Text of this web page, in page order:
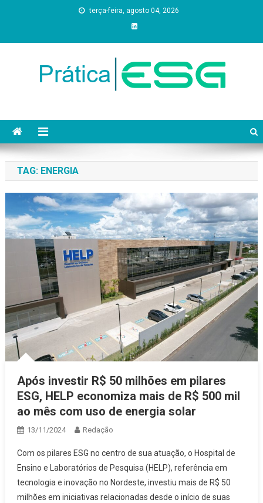
terça-feira, agosto 04, 2026
TAG: ENERGIA
Após investir R$ 50 milhões em pilares
ESG, HELP economiza mais de R$ 500 mil
ao mês com uso de energia solar
13/11/2024 Redação
Com os pilares ESG no centro de sua atuação, o Hospital de
Ensino e Laboratórios de Pesquisa (HELP), referência em
tecnologia e inovação no Nordeste, investiu mais de R$ 50
milhões em iniciativas relacionadas desde o início de suas